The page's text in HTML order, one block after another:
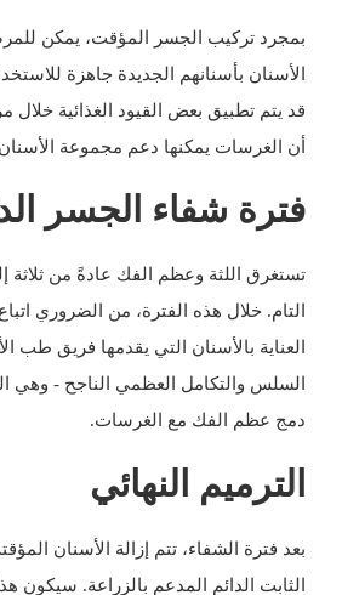
بمجرد تركيب الجسر المؤقت، يمكن
الأسنان بأسنانهم الجديدة جاهزة
قد يتم تطبيق بعض القيود الغذائية خلال
أن الغرسات يمكنها دعم مجموعة
فترة شفاء الجسر
تستغرق اللثة وعظم الفك عادةً من ثلاثة
التام. خلال هذه الفترة، من الضروري
العناية بالأسنان التي يقدمها فريق طب
السلس والتكامل العظمي الناجح - وهي
دمج عظم الفك مع الغرسات.
الترميم النهائي
بعد فترة الشفاء، تتم إزالة الأسنان
الثابت الدائم المدعم بالزراعة. سيكون